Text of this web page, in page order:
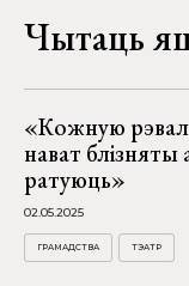
Чытаць
«Кожную
нават
ратуюць»
02.05.2025
ГРАМАДСТВА ТЭАТР